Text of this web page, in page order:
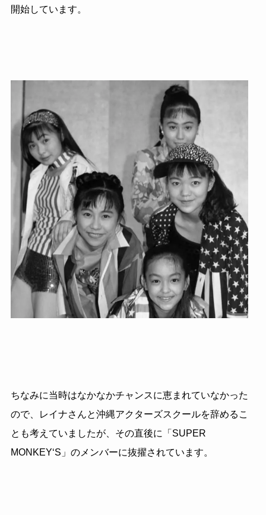
開始しています。
ちなみに当時はなかなかチャンスに恵まれていなかった
ので、レイナさんと沖縄アクターズスクールを辞めるこ
とも考えていましたが、その直後に「SUPER
MONKEY‘S」のメンバーに抜擢されています。